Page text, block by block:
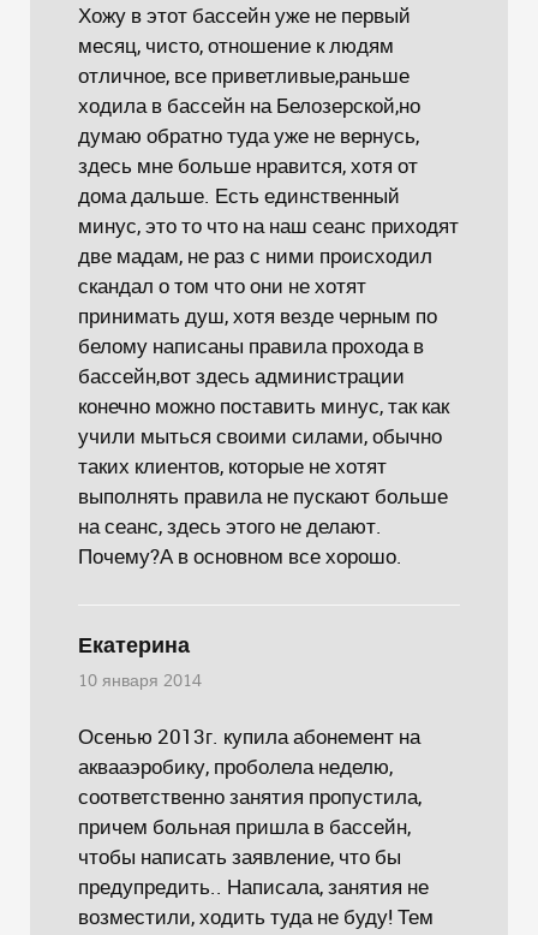
Хожу в этот бассейн уже не первый
месяц, чисто, отношение к людям
отличное, все приветливые,раньше
ходила в бассейн на Белозерской,но
думаю обратно туда уже не вернусь,
здесь мне больше нравится, хотя от
дома дальше. Есть единственный
минус, это то что на наш сеанс приходят
две мадам, не раз с ними происходил
скандал о том что они не хотят
принимать душ, хотя везде черным по
белому написаны правила прохода в
бассейн,вот здесь администрации
конечно можно поставить минус, так как
учили мыться своими силами, обычно
таких клиентов, которые не хотят
выполнять правила не пускают больше
на сеанс, здесь этого не делают.
Почему?А в основном все хорошо.
Екатерина
10 января 2014
Осенью 2013г. купила абонемент на
аквааэробику, проболела неделю,
соответственно занятия пропустила,
причем больная пришла в бассейн,
чтобы написать заявление, что бы
предупредить.. Написала, занятия не
возместили, ходить туда не буду! Тем